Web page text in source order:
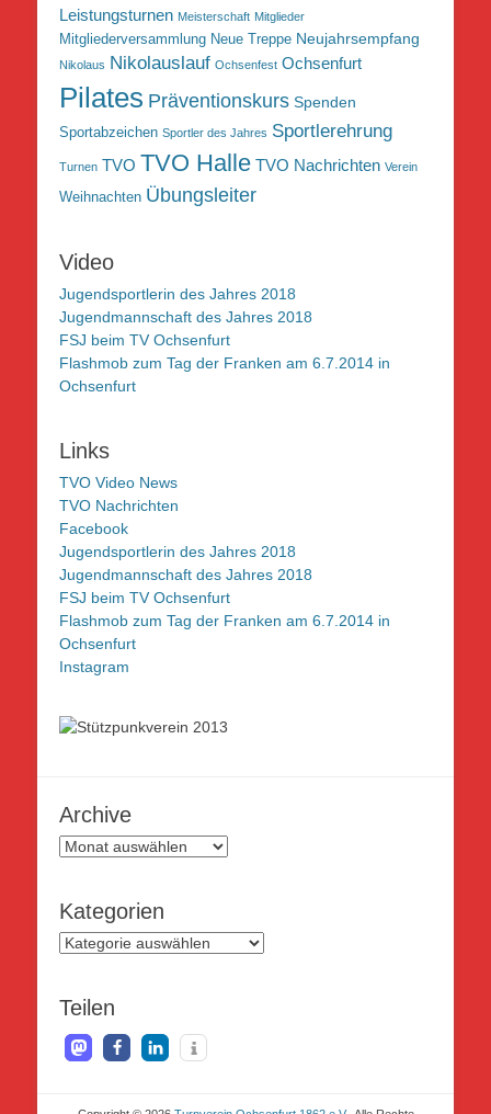
Leistungsturnen Meisterschaft Mitglieder
Mitgliederversammlung Neue Treppe Neujahrsempfang
Nikolaus Nikolauslauf Ochsenfest Ochsenfurt
Pilates Präventionskurs Spenden
Sportabzeichen Sportler des Jahres Sportlerehrung
Turnen TVO TVO Halle TVO Nachrichten Verein
Weihnachten Übungsleiter
Video
Jugendsportlerin des Jahres 2018
Jugendmannschaft des Jahres 2018
FSJ beim TV Ochsenfurt
Flashmob zum Tag der Franken am 6.7.2014 in
Ochsenfurt
Links
TVO Video News
TVO Nachrichten
Facebook
Jugendsportlerin des Jahres 2018
Jugendmannschaft des Jahres 2018
FSJ beim TV Ochsenfurt
Flashmob zum Tag der Franken am 6.7.2014 in
Ochsenfurt
Instagram
Archive
Archive
Kategorien
Kategorien
Teilen